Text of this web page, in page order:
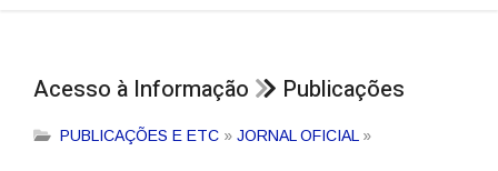
Acesso à Informação Publicações
PUBLICAÇÕES E ETC » JORNAL OFICIAL »